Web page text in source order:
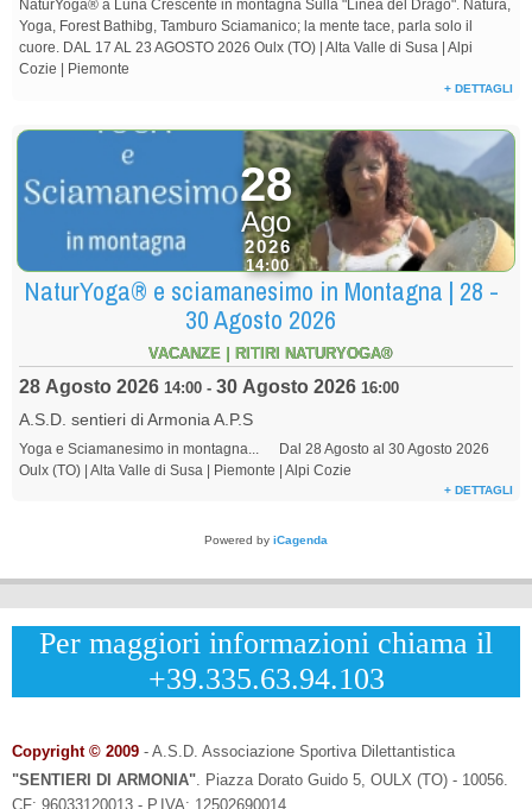
NaturYoga® a Luna Crescente in montagna Sulla "Linea del Drago". Natura,
Yoga, Forest Bathibg, Tamburo Sciamanico; la mente tace, parla solo il
cuore. DAL 17 AL 23 AGOSTO 2026 Oulx (TO) | Alta Valle di Susa | Alpi
Cozie | Piemonte
+ DETTAGLI
28
Ago
2026
14:00
NaturYoga® e sciamanesimo in Montagna | 28 -
30 Agosto 2026
VACANZE | RITIRI NATURYOGA®
28 Agosto 2026 14:00 -30 Agosto 2026 16:00
A.S.D. sentieri di Armonia A.P.S
Yoga e Sciamanesimo in montagna... Dal 28 Agosto al 30 Agosto 2026
Oulx (TO) | Alta Valle di Susa | Piemonte | Alpi Cozie
+ DETTAGLI
Powered by iCagenda
Per maggiori informazioni chiama il
+39.335.63.94.103
Copyright © 2009 - A.S.D. Associazione Sportiva Dilettantistica
"SENTIERI DI ARMONIA"
Piazza Dorato Guido 5, OULX (TO) - 10056.
CF: 96033120013 - P.IVA: 12502690014